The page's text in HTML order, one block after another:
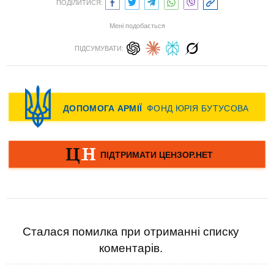
ПОДІЛИТИСЯ:
Мені подобається
ПІДСУМУВАТИ:
Сталася помилка при отриманні списку
коментарів.